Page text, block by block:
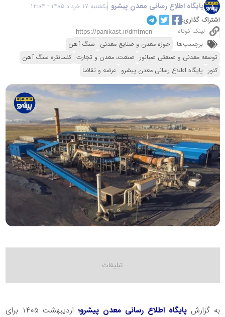
پایگاه اطلاع رسانی معدن پیشرو یکشنبه 17 خرداد 1405 - 12:04
اشتراک گذاری:
لینک کوتاه
برچسب‌ها: حوزه معدن و صنایع معدنی سنگ آهن
توسعه معدنی و صنعتی صبانور صنعت، معدن و تجارت کنسانتره سنگ آهن
کنور پایگاه اطلاع رسانی معدن پیشرو عرضه و تقاضا
به گزارش پایگاه اطلاع رسانی معدن پیشرو؛
اردیبهشت ۱۴۰۵ برای